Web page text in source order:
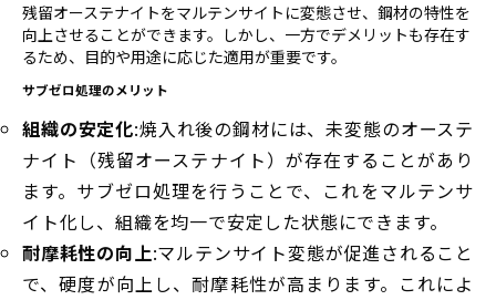
残留オーステナイトをマルテンサイトに変態させ、鋼材の特性を
向上させることができます。しかし、一方でデメリットも存在す
るため、目的や用途に応じた適用が重要です。
サブゼロ処理のメリット
組織の安定化:焼入れ後の鋼材には、未変態のオーステ
ナイト（残留オーステナイト）が存在することがあり
ます。サブゼロ処理を行うことで、これをマルテンサ
イト化し、組織を均一で安定した状態にできます。
耐摩耗性の向上:マルテンサイト変態が促進されること
で、硬度が向上し、耐摩耗性が高まります。これによ